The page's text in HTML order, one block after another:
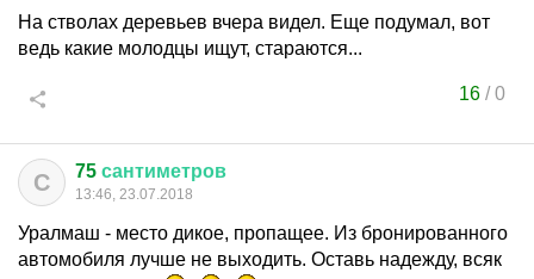
На стволах деревьев вчера видел. Еще подумал, вот
ведь какие молодцы ищут, стараются...
16 /0
С 75 сантиметров
13:46, 23.07.2018
Уралмаш - место дикое, пропащее. Из бронированного
автомобиля лучше не выходить. Оставь надежду, всяк